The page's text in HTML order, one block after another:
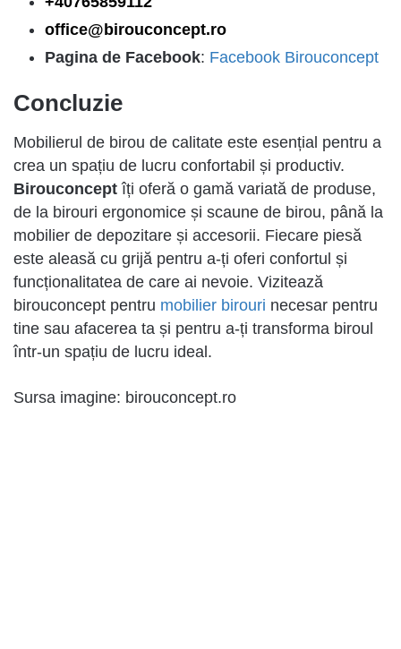
office@birouconcept.ro
Pagina de Facebook: Facebook Birouconcept
Concluzie
Mobilierul de birou de calitate este esențial pentru a
crea un spațiu de lucru confortabil și productiv.
Birouconcept îți oferă o gamă variată de produse,
de la birouri ergonomice și scaune de birou, până la
mobilier de depozitare și accesorii. Fiecare piesă
este aleasă cu grijă pentru a-ți oferi confortul și
funcționalitatea de care ai nevoie. Vizitează
birouconcept pentru mobilier birouri necesar pentru
tine sau afacerea ta și pentru a-ți transforma biroul
într-un spațiu de lucru ideal.
Sursa imagine: birouconcept.ro